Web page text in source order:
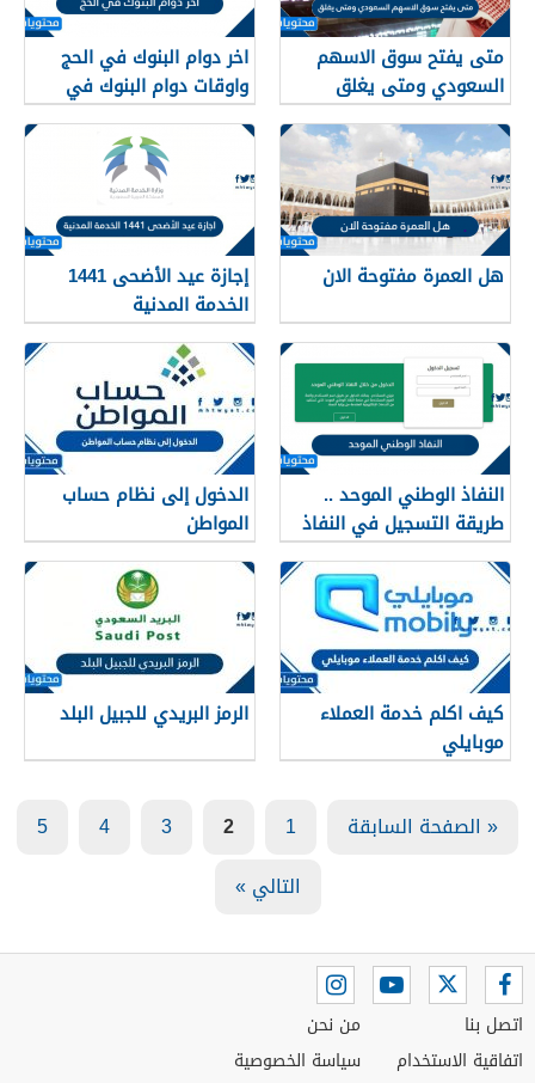
متى يفتح سوق الاسهم
السعودي ومتى يغلق
اخر دوام البنوك في الحج
واوقات دوام البنوك في
العيد 1442/2021
هل العمرة مفتوحة الان
إجازة عيد الأضحى 1441
الخدمة المدنية
‎النفاذ الوطني الموحد ..
طريقة التسجيل في النفاذ
الوطني الموحد
الدخول إلى نظام حساب
المواطن
كيف اكلم خدمة العملاء
موبايلي
الرمز البريدي للجبيل البلد
« الصفحة السابقة 1
2
3
4
5
التالي »
اتصل بنا
اتفاقية الاستخدام
من نحن
سياسة الخصوصية